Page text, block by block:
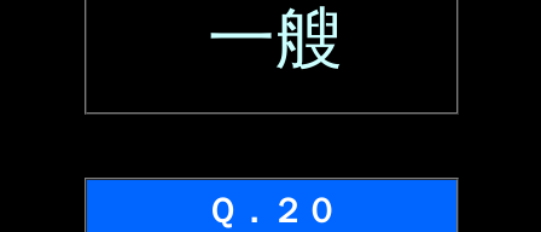
一艘
Ｑ．２０